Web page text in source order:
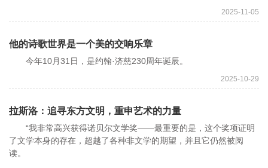
2025-11-05
他的诗歌世界是一个美的交响乐章
今年10月31日，是约翰·济慈230周年诞辰。
2025-10-29
拉斯洛：追寻东方文明，重申艺术的力量
“我非常高兴获得诺贝尔文学奖——最重要的是，这个奖项证明
了文学本身的存在，超越了各种非文学的期望，并且它仍然被阅
读。